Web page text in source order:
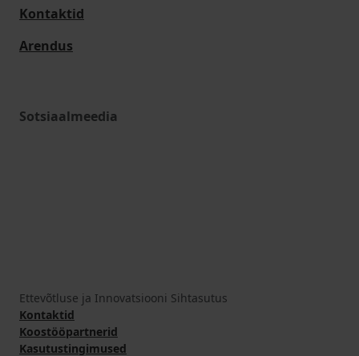
Kontaktid
Arendus
Sotsiaalmeedia
Ettevõtluse ja Innovatsiooni Sihtasutus
Kontaktid
Koostööpartnerid
Kasutustingimused